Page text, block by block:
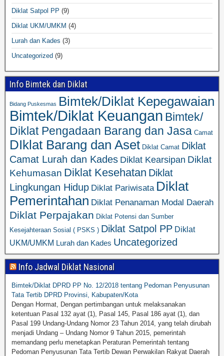
Diklat Satpol PP (9)
Diklat UKM/UMKM (4)
Lurah dan Kades (3)
Uncategorized (9)
Info Bimtek dan Diklat
Bidang Puskesmas Bimtek/Diklat Kepegawaian
Bimtek/Diklat Keuangan Bimtek/
Diklat Pengadaan Barang dan Jasa Camat
DIklat Barang dan Aset Diklat Camat Diklat
Camat Lurah dan Kades Diklat Kearsipan Diklat
Kehumasan Diklat Kesehatan Diklat
Lingkungan Hidup Diklat Pariwisata Diklat
Pemerintahan Diklat Penanaman Modal Daerah
Diklat Perpajakan Diklat Potensi dan Sumber
Kesejahteraan Sosial ( PSKS ) Diklat Satpol PP Diklat
UKM/UMKM Lurah dan Kades Uncategorized
Info Jadwal Diklat Nasional
Bimtek/Diklat DPRD PP No. 12/2018 tentang Pedoman Penyusunan
Tata Tertib DPRD Provinsi, Kabupaten/Kota
Dengan Hormat, Dengan pertimbangan untuk melaksanakan
ketentuan Pasal 132 ayat (1), Pasal 145, Pasal 186 ayat (1), dan
Pasal 199 Undang-Undang Nomor 23 Tahun 2014, yang telah dirubah
menjadi Undang – Undang Nomor 9 Tahun 2015, pemerintah
memandang perlu menetapkan Peraturan Pemerintah tentang
Pedoman Penyusunan Tata Tertib Dewan Perwakilan Rakyat Daerah